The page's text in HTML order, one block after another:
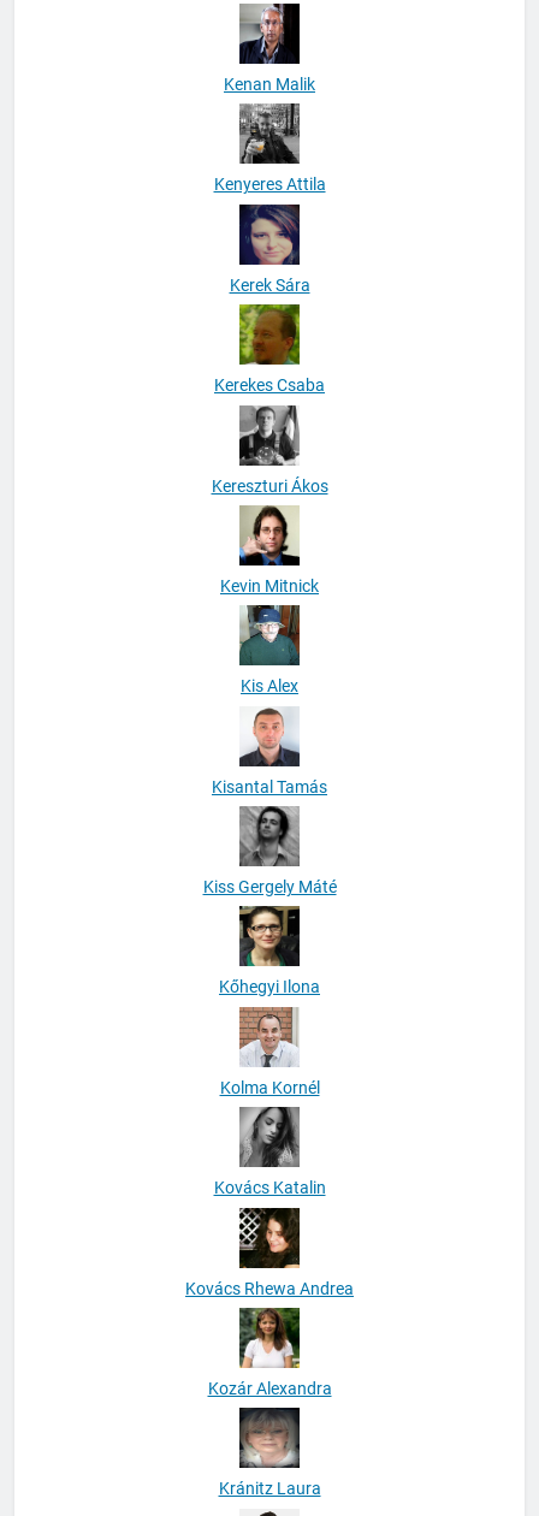
Kenan Malik
Kenyeres Attila
Kerek Sára
Kerekes Csaba
Kereszturi Ákos
Kevin Mitnick
Kis Alex
Kisantal Tamás
Kiss Gergely Máté
Kőhegyi Ilona
Kolma Kornél
Kovács Katalin
Kovács Rhewa Andrea
Kozár Alexandra
Kránitz Laura